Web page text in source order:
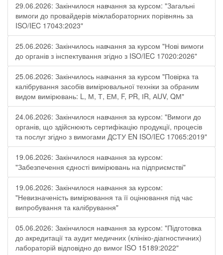
29.06.2026: Закінчилося навчання за курсом: "Загальні
вимоги до провайдерів міжлабораторних порівнянь за
ISO/IEC 17043:2023"
25.06.2026: Закінчилось навчання за курсом "Нові вимоги
до органів з інспектування згідно з ISO/IEC 17020:2026"
25.06.2026: Закінчилось навчання за курсом "Повірка та
калібрування засобів вимірювальної техніки за обраним
видом вимірювань: L, М, Т, ЕМ, F, РR, ІR, АUV, QМ"
24.06.2026: Закінчилося навчання за курсом: "Вимоги до
органів, що здійснюють сертифікацію продукції, процесів
та послуг згідно з вимогами ДСТУ EN ISO/IEC 17065:2019"
19.06.2026: Закінчилося навчання за курсом:
"Забезпечення єдності вимірювань на підприємстві"
19.06.2026: Закінчилося навчання за курсом:
"Невизначеність вимірювання та її оцінювання під час
випробування та калібрування"
05.06.2026: Закінчилося навчання за курсом: "Підготовка
до акредитації та аудит медичних (клініко-діагностичних)
лабораторій відповідно до вимог ISO 15189:2022"